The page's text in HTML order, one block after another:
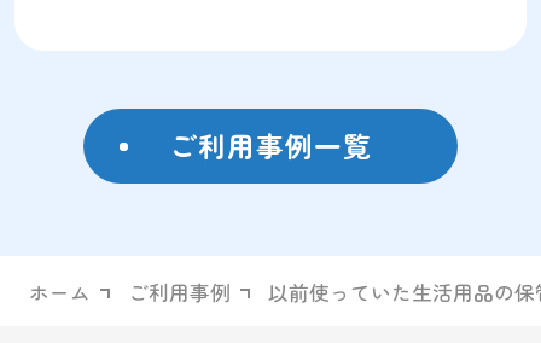
ご利用事例一覧
ホーム ご利用事例 以前使っていた生活用品の